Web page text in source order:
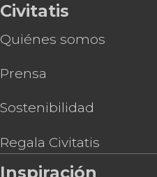
Civitatis
Quiénes somos
Prensa
Sostenibilidad
Regala Civitatis
Inspiración